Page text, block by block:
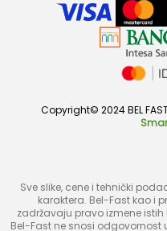
Copyright© 2024 BEL
Sve slike, cene i tehnički
karaktera. Bel-Fast kao i
zadržavaju pravo izmene
Bel-Fast ne snosi odgovornost